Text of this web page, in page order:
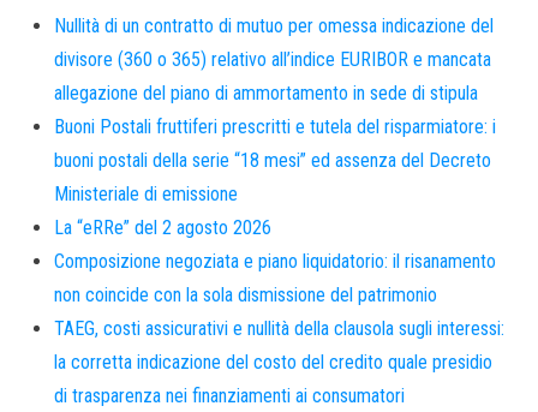
Nullità di un contratto di mutuo per omessa indicazione del
divisore (360 o 365) relativo all’indice EURIBOR e mancata
allegazione del piano di ammortamento in sede di stipula
Buoni Postali fruttiferi prescritti e tutela del risparmiatore: i
buoni postali della serie “18 mesi” ed assenza del Decreto
Ministeriale di emissione
La “eRRe” del 2 agosto 2026
Composizione negoziata e piano liquidatorio: il risanamento
non coincide con la sola dismissione del patrimonio
TAEG, costi assicurativi e nullità della clausola sugli interessi:
la corretta indicazione del costo del credito quale presidio
di trasparenza nei finanziamenti ai consumatori